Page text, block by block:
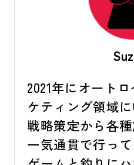
2021年にオート
ケティング領域に
戦略策定から各
一気通貫で行っ